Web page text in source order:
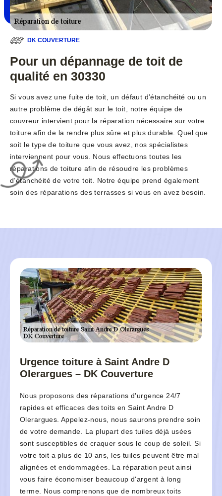
DK COUVERTURE
Pour un dépannage de toit de
qualité en 30330
Si vous avez une fuite de toit, un défaut d’étanchéité ou un
autre problème de dégât sur le toit, notre équipe de
couvreur intervient pour la réparation nécessaire sur votre
toiture afin de la rendre plus sûre et plus durable. Quel que
soit le type de toiture que vous avez, nos spécialistes
interviennent pour vous. Nous effectuons toutes les
réparations de toiture afin de résoudre les problèmes
d’étanchéité de votre toit. Notre équipe prend également
soin des réparations des terrasses si vous en avez besoin.
Urgence toiture à Saint Andre D
Olerargues – DK Couverture
Nous proposons des réparations d'urgence 24/7
rapides et efficaces des toits en Saint Andre D
Olerargues. Appelez-nous, nous saurons prendre soin
de votre demande. La plupart des tuiles déjà usées
sont susceptibles de craquer sous le coup de soleil. Si
votre toit a plus de 10 ans, les tuiles peuvent être mal
alignées et endommagées. La réparation peut ainsi
vous faire économiser beaucoup d'argent à long
terme. Nous comprenons que de nombreux toits